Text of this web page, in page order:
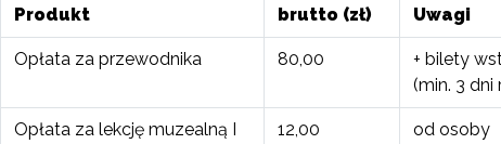
Produkt
brutto (zł)
Uwagi
Opłata za przewodnika 80,00
+ bilety
(min. 3 dni
Opłata za lekcję muzealną I 12,00 od osoby